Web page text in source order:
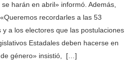
harán en abril» informó. Además,
recordarles a las 53
a los electores que las postulaciones
Estadales deben hacerse en
género» insistió, […]